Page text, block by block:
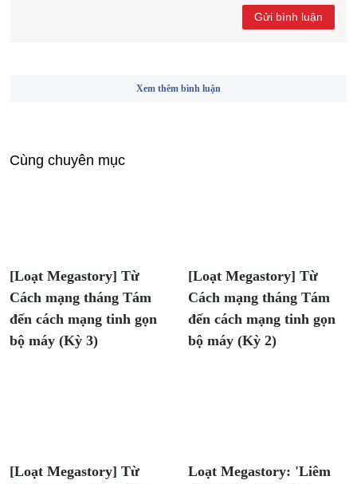
Gửi bình luận
Xem thêm bình luận
Cùng chuyên mục
[Loạt Megastory] Từ
Cách mạng tháng Tám
đến cách mạng tinh gọn
bộ máy (Kỳ 3)
[Loạt Megastory] Từ
Cách mạng tháng Tám
đến cách mạng tinh gọn
bộ máy (Kỳ 2)
[Loạt Megastory] Từ
Loạt Megastory: 'Liêm